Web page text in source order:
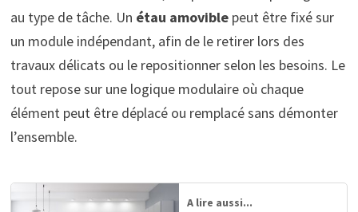
au type de tâche. Un étau amoviblepeut être fixé sur
un module indépendant, afin de le retirer lors des
travaux délicats ou le repositionner selon les besoins. Le
tout repose sur une logique modulaire où chaque
élément peut être déplacé ou remplacé sans démonter
l’ensemble.
A lire aussi...